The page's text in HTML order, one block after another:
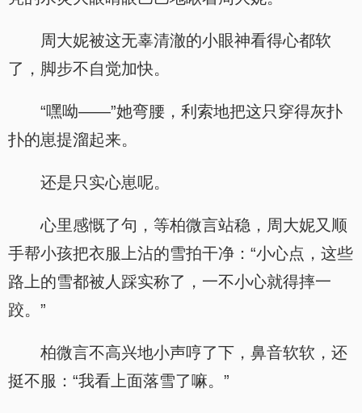
周大妮被这无辜清澈的小眼神看得心都软
了，脚步不自觉加快。
“嘿呦——”她弯腰，利索地把这只穿得灰扑
扑的崽提溜起来。
还是只实心崽呢。
心里感慨了句，等柏微言站稳，周大妮又顺
手帮小孩把衣服上沾的雪拍干净：“小心点，这些
路上的雪都被人踩实称了，一不小心就得摔一
跤。”
柏微言不高兴地小声哼了下，鼻音软软，还
挺不服：“我看上面落雪了嘛。”